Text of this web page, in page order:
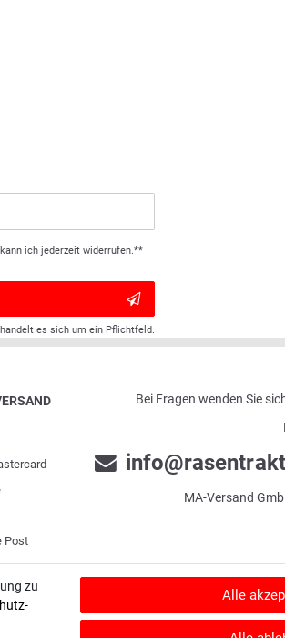
ich jederzeit widerrufen.**
es sich um ein Pflichtfeld.
Post
Bei Fragen wenden Sie
MA-Versand
Bewertungen zu verifizieren.
Informationen zur Echtheit von
zu
Alle